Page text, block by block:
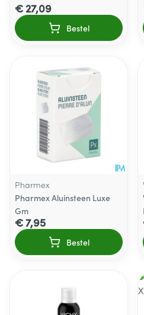
€ 27,09
Bestel
Pharmex
Pharmex Aluinsteen Luxe
Gm
€ 7,95
Bestel